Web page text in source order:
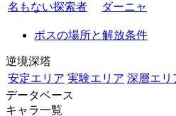
名もない探索者
ダーニャ
ボスの場所と解放条件
逆境深塔
安定エリア 実験エリア 深層エリ
データベース
キャラ一覧